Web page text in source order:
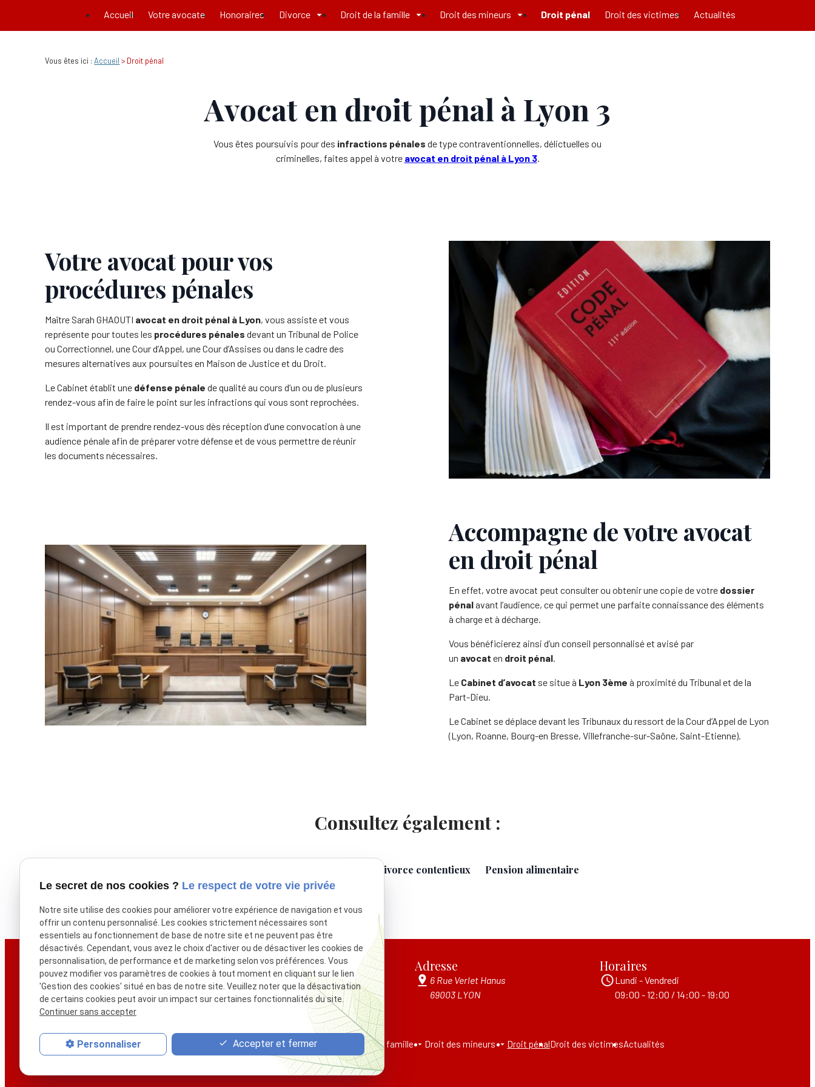
Accueil Votre avocate Honoraires Divorce Droit de la famille Droit des mineurs Droit pénal Droit des victimes Actualités
Vous êtes ici : Accueil > Droit pénal
Avocat en droit pénal à Lyon 3
Vous êtes poursuivis pour des infractions pénales de type contraventionnelles, délictuelles ou
criminelles, faites appel à votre avocat en droit pénal à Lyon 3.
Votre avocat pour vos
procédures pénales
Maître Sarah GHAOUTI avocat en droit pénal à Lyon, vous assiste et vous
représente pour toutes les procédures pénales devant un Tribunal de Police
ou Correctionnel, une Cour d’Appel, une Cour d’Assises ou dans le cadre des
mesures alternatives aux poursuites en Maison de Justice et du Droit.
Le Cabinet établit une défense pénale de qualité au cours d’un ou de plusieurs
rendez-vous afin de faire le point sur les infractions qui vous sont reprochées.
Il est important de prendre rendez-vous dès réception d’une convocation à une
audience pénale afin de préparer votre défense et de vous permettre de réunir
les documents nécessaires.
Accompagne de votre avocat
en droit pénal
En effet, votre avocat peut consulter ou obtenir une copie de votre dossier
pénal avant l’audience, ce qui permet une parfaite connaissance des éléments
à charge et à décharge.
Vous bénéficierez ainsi d’un conseil personnalisé et avisé par
un avocat en droit pénal.
Le Cabinet d’avocat se situe à Lyon 3ème à proximité du Tribunal et de la
Part-Dieu.
Le Cabinet se déplace devant les Tribunaux du ressort de la Cour d’Appel de Lyon
(Lyon, Roanne, Bourg-en Bresse, Villefranche-sur-Saône, Saint-Etienne).
Consultez également :
Divorce contentieux Pension alimentaire
Téléphone
06 78 05 49 78
Adresse
6 Rue Verlet Hanus
69003 LYON
Horaires
Lundi - Vendredi
09:00 - 12:00 / 14:00 - 19:00
Votre avocateHonorairesDivorce Droit de la famille Droit des mineurs Droit pénalDroit des victimesActualités
Le secret de nos cookies ? Le respect de votre vie privée
Notre site utilise des cookies pour améliorer votre expérience de navigation et vous
offrir un contenu personnalisé. Les cookies strictement nécessaires sont
essentiels au fonctionnement de base de notre site et ne peuvent pas être
désactivés. Cependant, vous avez le choix d'activer ou de désactiver les cookies de
personnalisation, de performance et de marketing selon vos préférences. Vous
pouvez modifier vos paramètres de cookies à tout moment en cliquant sur le lien
'Gestion des cookies' situé en bas de notre site. Veuillez noter que la désactivation
de certains cookies peut avoir un impact sur certaines fonctionnalités du site.
Continuer sans accepter
Personnaliser Accepter et fermer